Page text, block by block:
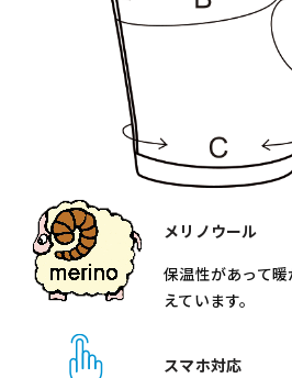
メリノウール
保温性があって
えています。
スマホ対応